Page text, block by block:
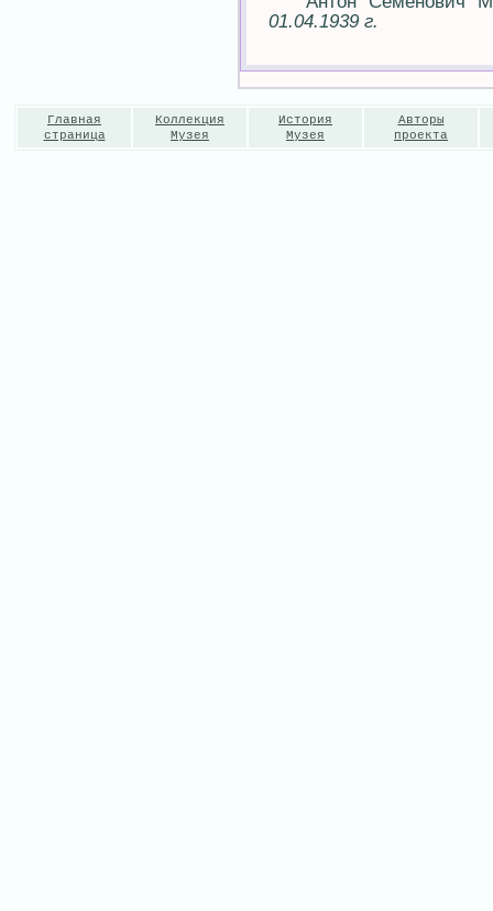
01.04.1939 г.
Главная
страница
Коллекция
Музея
История
Музея
Авторы
проекта